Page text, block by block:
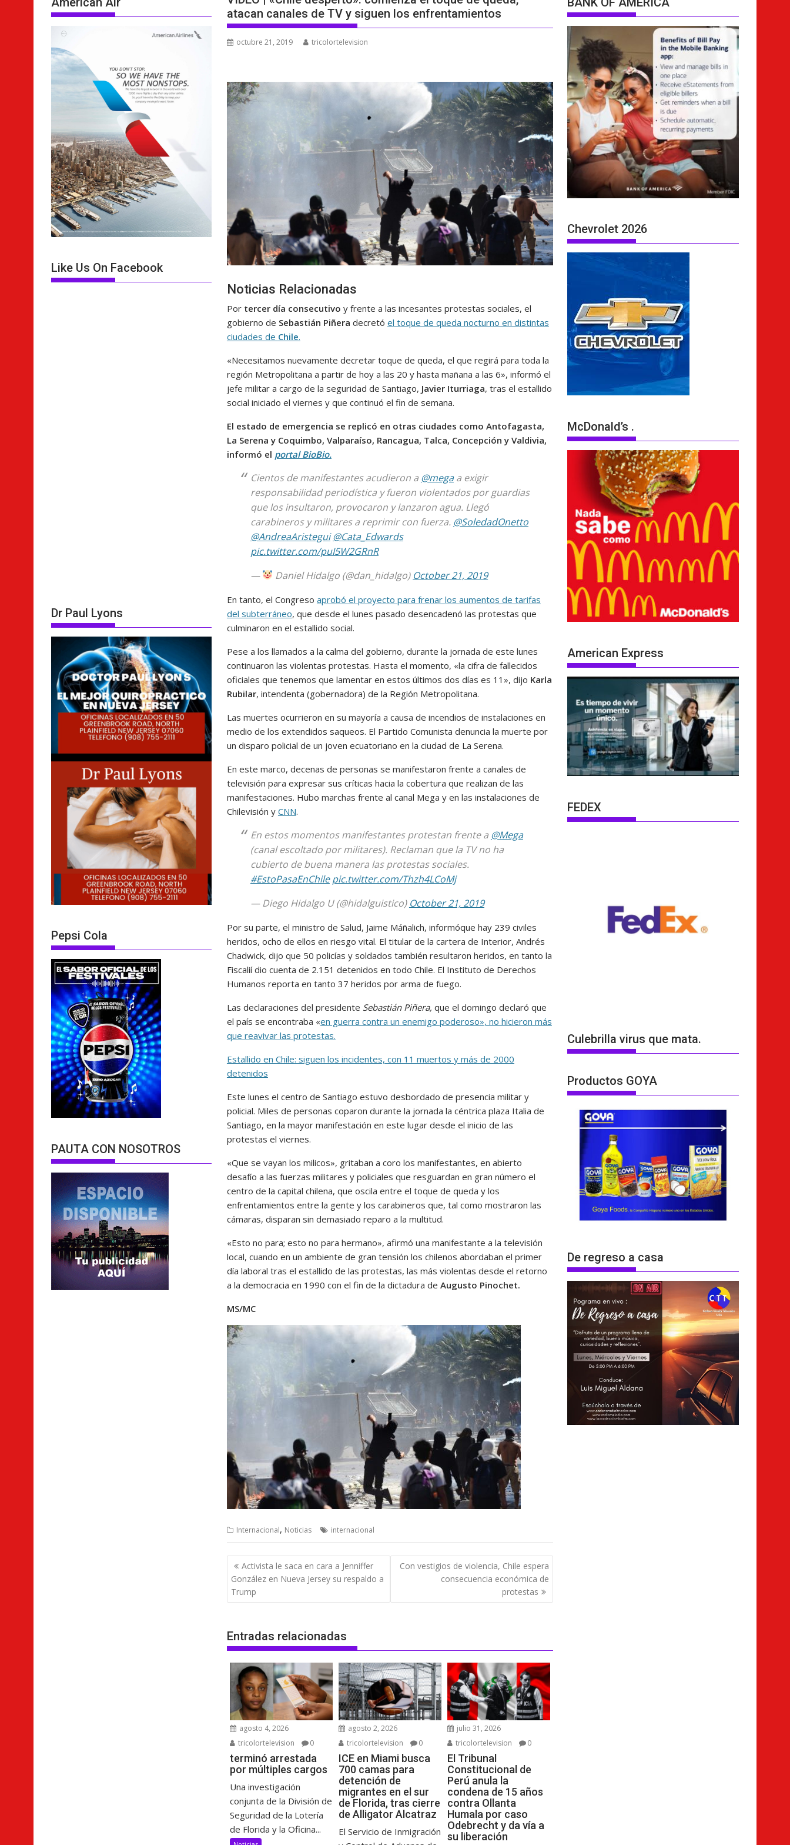
atacan canales de TV y siguen los enfrentamientos
octubre 21, 2019 tricolortelevision
Noticias Relacionadas
Por tercer día consecutivo y frente a las incesantes protestas sociales, el
gobierno de Sebastián Piñera decretó el toque de queda nocturno en distintas
ciudades de Chile.
«Necesitamos nuevamente decretar toque de queda, el que regirá para toda la
región Metropolitana a partir de hoy a las 20 y hasta mañana a las 6», informó el
jefe militar a cargo de la seguridad de Santiago, Javier Iturriaga, tras el estallido
social iniciado el viernes y que continuó el fin de semana.
El estado de emergencia se replicó en otras ciudades como Antofagasta,
La Serena y Coquimbo, Valparaíso, Rancagua, Talca, Concepción y Valdivia,
informó el portal BioBio.
Cientos de manifestantes acudieron a @megaa exigir
responsabilidad periodística y fueron violentados por guardias
que los insultaron, provocaron y lanzaron agua. Llegó
carabineros y militares a reprimir con fuerza. @SoledadOnetto
@AndreaAristegui @Cata_Edwards
pic.twitter.com/puI5W2GRnR
—
Daniel Hidalgo (@dan_hidalgo) October 21, 2019
En tanto, el Congreso aprobó el proyecto para frenar los aumentos de tarifas
del subterráneo, que desde el lunes pasado desencadenó las protestas que
culminaron en el estallido social.
Pese a los llamados a la calma del gobierno, durante la jornada de este lunes
continuaron las violentas protestas. Hasta el momento, «la cifra de fallecidos
oficiales que tenemos que lamentar en estos últimos dos días es 11», dijo Karla
Rubilar, intendenta (gobernadora) de la Región Metropolitana.
Las muertes ocurrieron en su mayoría a causa de incendios de instalaciones en
medio de los extendidos saqueos. El Partido Comunista denuncia la muerte por
un disparo policial de un joven ecuatoriano en la ciudad de La Serena.
En este marco, decenas de personas se manifestaron frente a canales de
televisión para expresar sus críticas hacia la cobertura que realizan de las
manifestaciones. Hubo marchas frente al canal Mega y en las instalaciones de
Chilevisión y CNN.
En estos momentos manifestantes protestan frente a @Mega
(canal escoltado por militares). Reclaman que la TV no ha
cubierto de buena manera las protestas sociales.
#EstoPasaEnChile pic.twitter.com/Thzh4LCoMj
— Diego Hidalgo U (@hidalguistico) October 21, 2019
Por su parte, el ministro de Salud, Jaime Máñalich, informóque hay 239 civiles
heridos, ocho de ellos en riesgo vital. El titular de la cartera de Interior, Andrés
Chadwick, dijo que 50 policías y soldados también resultaron heridos, en tanto la
Fiscalií dio cuenta de 2.151 detenidos en todo Chile. El Instituto de Derechos
Humanos reporta en tanto 37 heridos por arma de fuego.
Las declaraciones del presidente Sebastián Piñera, que el domingo declaró que
el país se encontraba «en guerra contra un enemigo poderoso», no hicieron más
que reavivar las protestas.
Estallido en Chile: siguen los incidentes, con 11 muertos y más de 2000
detenidos
Este lunes el centro de Santiago estuvo desbordado de presencia militar y
policial. Miles de personas coparon durante la jornada la céntrica plaza Italia de
Santiago, en la mayor manifestación en este lugar desde el inicio de las
protestas el viernes.
«Que se vayan los milicos», gritaban a coro los manifestantes, en abierto
desafío a las fuerzas militares y policiales que resguardan en gran número el
centro de la capital chilena, que oscila entre el toque de queda y los
enfrentamientos entre la gente y los carabineros que, tal como mostraron las
cámaras, disparan sin demasiado reparo a la multitud.
«Esto no para; esto no para hermano», afirmó una manifestante a la televisión
local, cuando en un ambiente de gran tensión los chilenos abordaban el primer
día laboral tras el estallido de las protestas, las más violentas desde el retorno
a la democracia en 1990 con el fin de la dictadura de Augusto Pinochet.
MS/MC
Internacional, Noticias internacional
Navegación
de
entradas
Activista le saca en cara a Jenniffer
González en Nueva Jersey su respaldo a
Trump
Con vestigios de violencia, Chile espera
consecuencia económica de
protestas
Entradas relacionadas
agosto 4, 2026
tricolortelevision
0
terminó arrestada
por múltiples cargos
Una investigación
conjunta de la División de
Seguridad de la Lotería
de Florida y la Oficina...
agosto 2, 2026
tricolortelevision
0
ICE en Miami busca
700 camas para
detención de
migrantes en el sur
de Florida, tras cierre
de Alligator Alcatraz
El Servicio de Inmigración
julio 31, 2026
tricolortelevision
0
El Tribunal
Constitucional de
Perú anula la
condena de 15 años
contra Ollanta
Humala por caso
Odebrecht y da vía a
su liberación
Like Us On Facebook
Dr Paul Lyons
Pepsi Cola
PAUTA CON NOSOTROS
Chevrolet 2026
McDonald’s .
American Express
FEDEX
Culebrilla virus que mata.
Productos GOYA
De regreso a casa